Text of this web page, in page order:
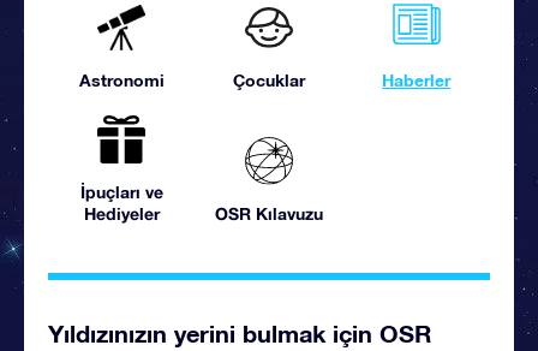
Astronomi Çocuklar Haberler
İpuçları ve
Hediyeler
OSR Kılavuzu
Yıldızınızın yerini bulmak için OSR